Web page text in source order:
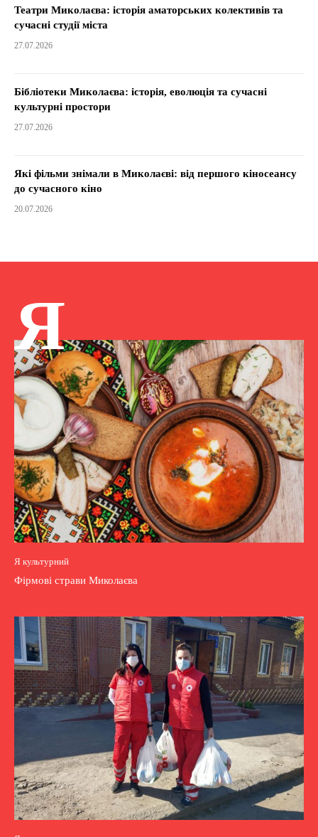
Театри Миколаєва: історія аматорських колективів та
сучасні студії міста
27.07.2026
Бібліотеки Миколаєва: історія, еволюція та сучасні
культурні простори
27.07.2026
Які фільми знімали в Миколаєві: від першого кіносеансу
до сучасного кіно
20.07.2026
Я
Я культурний
Фірмові страви Миколаєва